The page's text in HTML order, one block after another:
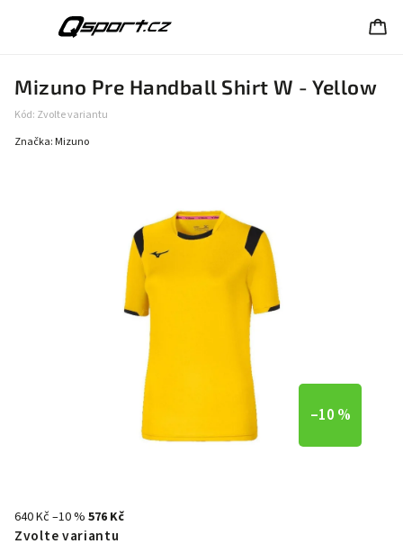
Mizuno Pre Handball Shirt W - Yellow
Kód: Zvolte variantu
Značka: Mizuno
–10 %
640 Kč–10 % 576 Kč
Zvolte variantu